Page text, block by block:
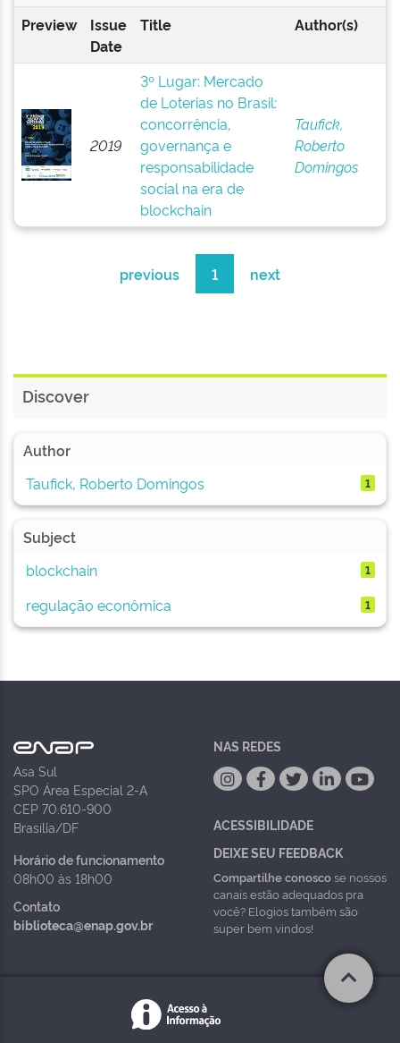
Preview
Issue
Date
Title Author(s)
2019
3º Lugar: Mercado
de Loterias no Brasil:
concorrência,
governança e
responsabilidade
social na era de
blockchain
Taufick,
Roberto
Domingos
previous 1 next
Discover
Author
Taufick, Roberto Domingos
1
Subject
blockchain
1
regulação econômica 1
Asa Sul
SPO Área Especial 2-A
CEP 70.610-900
Brasília/DF
Horário de funcionamento
08h00 às 18h00
Contato
biblioteca@enap.gov.br
NAS REDES
ACESSIBILIDADE
DEIXE SEU FEEDBACK
Compartilhe conoscose nossos
canais estão adequados pra
você? Elogios também são
super bem vindos!